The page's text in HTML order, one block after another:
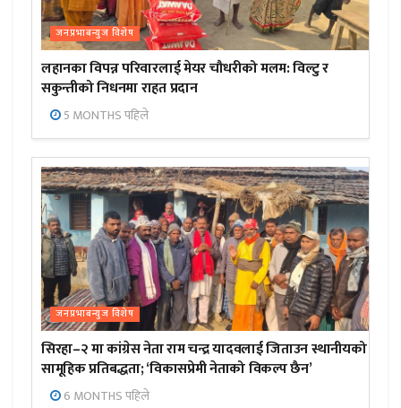
जनप्रभाबन्युज विशेष
लहानका विपन्न परिवारलाई मेयर चौधरीको मलम: विल्टु र
सकुन्तीको निधनमा राहत प्रदान
5 MONTHS पहिले
जनप्रभाबन्युज विशेष
सिरहा–२ मा कांग्रेस नेता राम चन्द्र यादवलाई जिताउन स्थानीयको
सामूहिक प्रतिबद्धता; ‘विकासप्रेमी नेताको विकल्प छैन’
6 MONTHS पहिले